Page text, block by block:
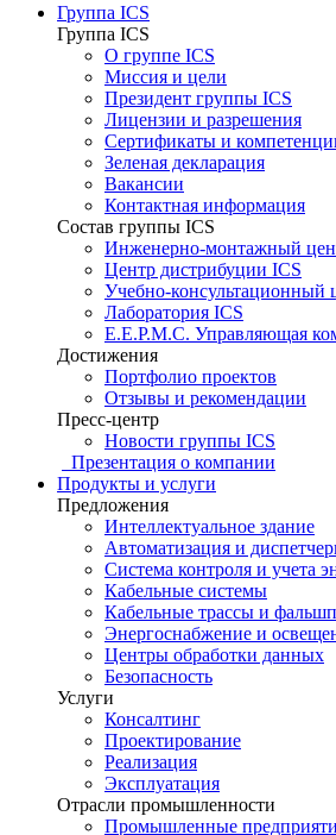
Группа ICS
Группа ICS
О группе ICS
Миссия и цели
Президент группы ICS
Лицензии и разрешения
Сертификаты и
Зеленая декларация
Вакансии
Контактная информация
Состав группы ICS
Инженерно-монтажный
Центр дистрибуции ICS
Учебно-консультационный
Лаборатория ICS
E.E.P.M.C. Управляющая
Достижения
Портфолио проектов
Отзывы и рекомендации
Пресс-центр
Новости группы ICS
Презентация о компании
Продукты и услуги
Предложения
Интеллектуальное здание
Автоматизация и
Система контроля и учета
Кабельные системы
Кабельные трассы и
Энергоснабжение и
Центры обработки данных
Безопасность
Услуги
Консалтинг
Проектирование
Реализация
Эксплуатация
Отрасли промышленности
Промышленные